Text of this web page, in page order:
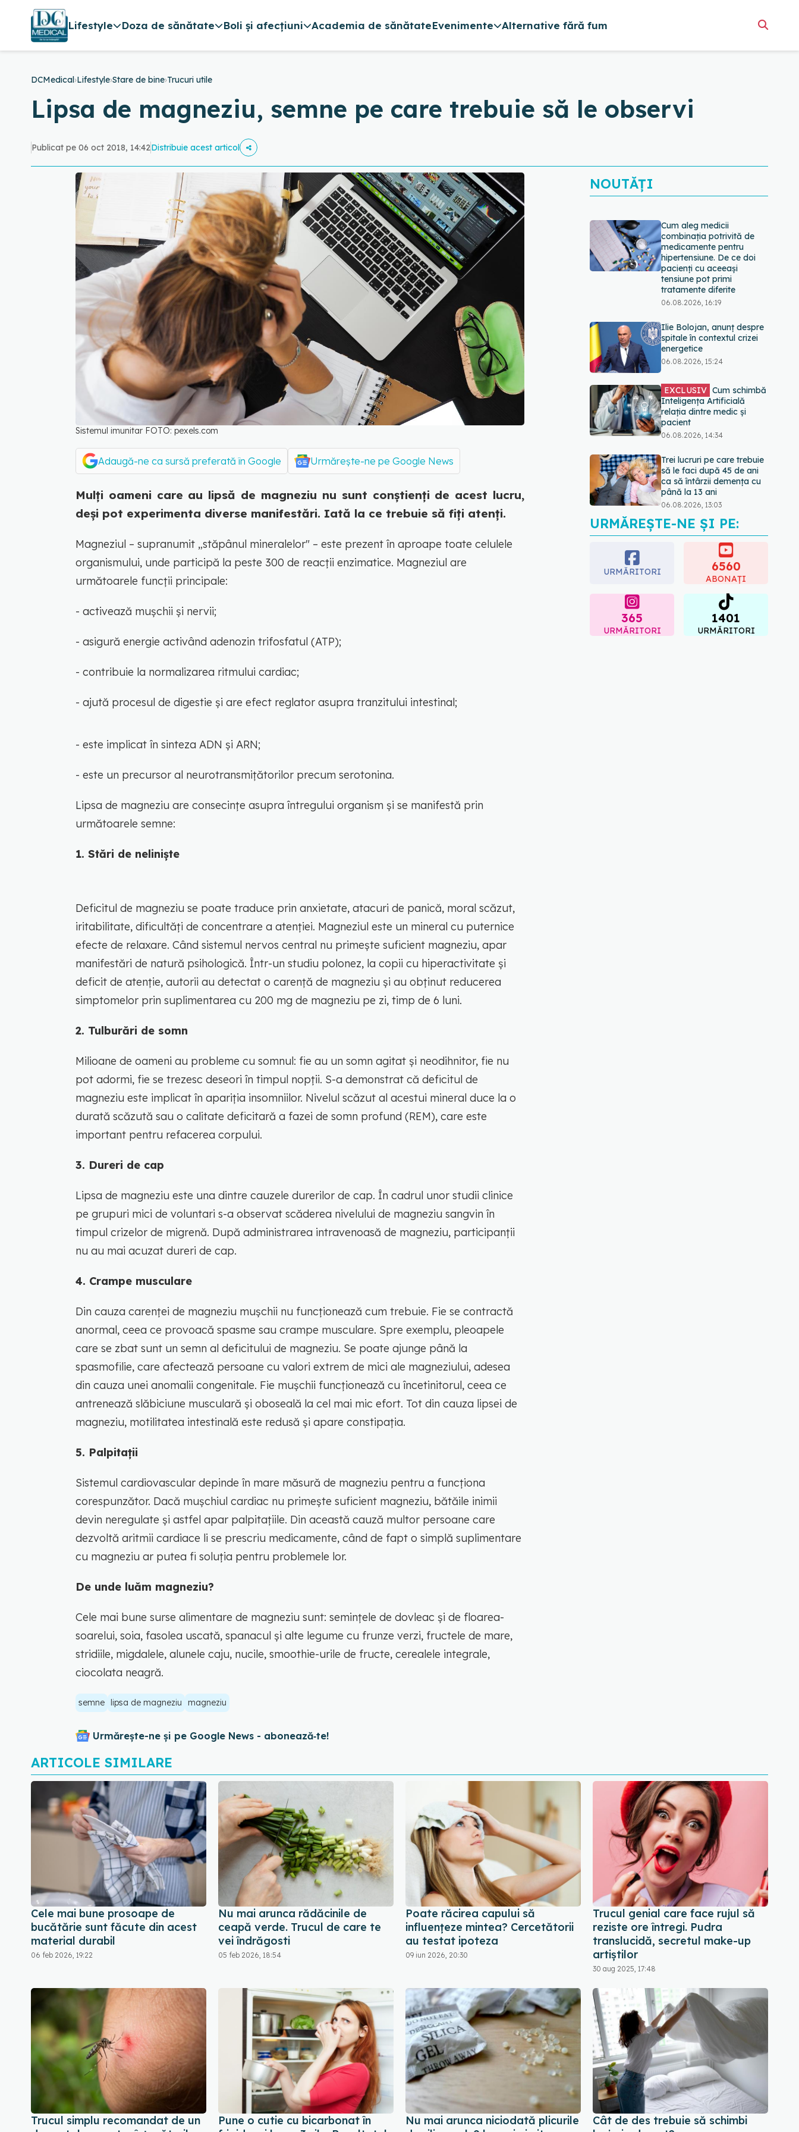
Lifestyle Doza de sănătate Boli și afecțiuni Academia de sănătateEvenimente Alternative fără fum
DCMedical›Lifestyle›Stare de bine›Trucuri utile
Lipsa de magneziu, semne pe care trebuie să le observi
Publicat pe 06 oct 2018, 14:42Distribuie acest articol
Sistemul imunitar FOTO: pexels.com
Adaugă-ne ca sursă preferată în Google Urmărește-ne pe Google News
Mulți oameni care au lipsă de magneziu nu sunt conștienți de acest lucru,
deși pot experimenta diverse manifestări. Iată la ce trebuie să fiți atenți.
Magneziul – supranumit „stăpânul mineralelor" – este prezent în aproape toate celulele
organismului, unde participă la peste 300 de reacții enzimatice. Magneziul are
următoarele funcții principale:
- activează mușchii și nervii;
- asigură energie activând adenozin trifosfatul (ATP);
- contribuie la normalizarea ritmului cardiac;
- ajută procesul de digestie și are efect reglator asupra tranzitului intestinal;
- este implicat în sinteza ADN și ARN;
- este un precursor al neurotransmițătorilor precum serotonina.
Lipsa de magneziu are consecințe asupra întregului organism și se manifestă prin
următoarele semne:
1. Stări de neliniște
Deficitul de magneziu se poate traduce prin anxietate, atacuri de panică, moral scăzut,
iritabilitate, dificultăți de concentrare a atenției. Magneziul este un mineral cu puternice
efecte de relaxare. Când sistemul nervos central nu primește suficient magneziu, apar
manifestări de natură psihologică. Într-un studiu polonez, la copii cu hiperactivitate și
deficit de atenție, autorii au detectat o carență de magneziu și au obținut reducerea
simptomelor prin suplimentarea cu 200 mg de magneziu pe zi, timp de 6 luni.
2. Tulburări de somn
Milioane de oameni au probleme cu somnul: fie au un somn agitat și neodihnitor, fie nu
pot adormi, fie se trezesc deseori în timpul nopții. S-a demonstrat că deficitul de
magneziu este implicat în apariția insomniilor. Nivelul scăzut al acestui mineral duce la o
durată scăzută sau o calitate deficitară a fazei de somn profund (REM), care este
important pentru refacerea corpului.
3. Dureri de cap
Lipsa de magneziu este una dintre cauzele durerilor de cap. În cadrul unor studii clinice
pe grupuri mici de voluntari s-a observat scăderea nivelului de magneziu sangvin în
timpul crizelor de migrenă. După administrarea intravenoasă de magneziu, participanții
nu au mai acuzat dureri de cap.
4. Crampe musculare
Din cauza carenței de magneziu mușchii nu funcționează cum trebuie. Fie se contractă
anormal, ceea ce provoacă spasme sau crampe musculare. Spre exemplu, pleoapele
care se zbat sunt un semn al deficitului de magneziu. Se poate ajunge până la
spasmofilie, care afectează persoane cu valori extrem de mici ale magneziului, adesea
din cauza unei anomalii congenitale. Fie mușchii funcționează cu încetinitorul, ceea ce
antrenează slăbiciune musculară și oboseală la cel mai mic efort. Tot din cauza lipsei de
magneziu, motilitatea intestinală este redusă și apare constipația.
5. Palpitații
Sistemul cardiovascular depinde în mare măsură de magneziu pentru a funcționa
corespunzător. Dacă mușchiul cardiac nu primește suficient magneziu, bătăile inimii
devin neregulate și astfel apar palpitațiile. Din această cauză multor persoane care
dezvoltă aritmii cardiace li se prescriu medicamente, când de fapt o simplă suplimentare
cu magneziu ar putea fi soluția pentru problemele lor.
De unde luăm magneziu?
Cele mai bune surse alimentare de magneziu sunt: semințele de dovleac și de floarea-
soarelui, soia, fasolea uscată, spanacul și alte legume cu frunze verzi, fructele de mare,
stridiile, migdalele, alunele caju, nucile, smoothie-urile de fructe, cerealele integrale,
ciocolata neagră.
semne lipsa de magneziu magneziu
Urmărește-ne și pe Google News - abonează‑te!
NOUTĂȚI
Cum aleg medicii
combinația potrivită de
medicamente pentru
hipertensiune. De ce doi
pacienți cu aceeași
tensiune pot primi
tratamente diferite
06.08.2026, 16:19
Ilie Bolojan, anunț despre
spitale în contextul crizei
energetice
06.08.2026, 15:24
EXCLUSIV Cum schimbă
Inteligența Artificială
relația dintre medic și
pacient
06.08.2026, 14:34
Trei lucruri pe care trebuie
să le faci după 45 de ani
ca să întârzii demența cu
până la 13 ani
06.08.2026, 13:03
Colebil și Panzcebil,
blocate temporar în
farmacii. ANMDMR
explică de ce a luat
URMĂREȘTE-NE ȘI PE:
URMĂRITORI 6560
ABONAȚI
365
URMĂRITORI
1401
URMĂRITORI
ARTICOLE SIMILARE
Cele mai bune prosoape de
bucătărie sunt făcute din acest
material durabil
06 feb 2026, 19:22
Nu mai arunca rădăcinile de
ceapă verde. Trucul de care te
vei îndrăgosti
05 feb 2026, 18:54
Poate răcirea capului să
influențeze mintea? Cercetătorii
au testat ipoteza
09 iun 2026, 20:30
Trucul genial care face rujul să
reziste ore întregi. Pudra
translucidă, secretul make-up
artiștilor
30 aug 2025, 17:48
Trucul simplu recomandat de un
Pune o cutie cu bicarbonat în
Nu mai arunca niciodată plicurile
Cât de des trebuie să schimbi